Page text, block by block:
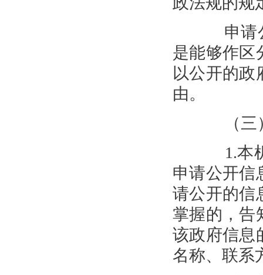
申请公
是能够作区
以公开的政
由。
（三）
1.本机
申请公开信
请公开的信
掌握的，告
该政府信息
名称、联系